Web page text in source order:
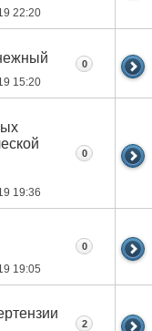
22:20
15:20
0
19:36
0
19:05
0
2